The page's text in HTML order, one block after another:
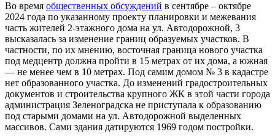
Во время общественных обсуждений в сентябре – октябре
2024 года по указанному проекту планировки и межевания
часть жителей 2-этажного дома на ул. Автодорожной, 3
высказалась за изменение границ образуемых участков. В
частности, по их мнению, восточная граница нового участка
под медцентр должна пройти в 15 метрах от их дома, а южная
— не менее чем в 10 метрах. Под самим домом № 3 в кадастре
нет образованного участка. До изменений градостроительных
документов и строительства крупного ЖК в этой части города
администрация Зеленоградска не приступала к образованию
под старыми домами на ул. Автодорожной выделенных
массивов. Сами здания датируются 1969 годом постройки.